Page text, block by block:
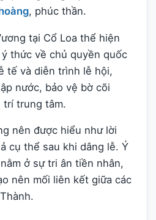
, phúc thần.
tại Cổ Loa thể hiện
thức về chủ quyền quốc
tế và diễn trình lễ hội,
nước, bảo vệ bờ cõi
trí trung tâm.
nên được hiểu như lời
cụ thể sau khi dâng lễ. Ý
ở sự tri ân tiền nhân,
nên mối liên kết giữa các